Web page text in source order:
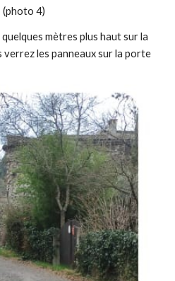
(photo 4)
uelques mètres plus haut sur la
verrez les panneaux sur la porte